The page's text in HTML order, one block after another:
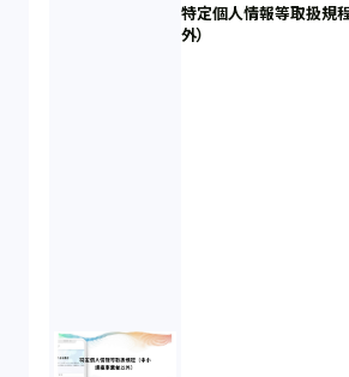
特定個人情報等取扱規
外）